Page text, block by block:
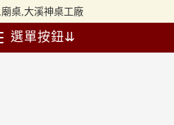
選單按鈕⇊